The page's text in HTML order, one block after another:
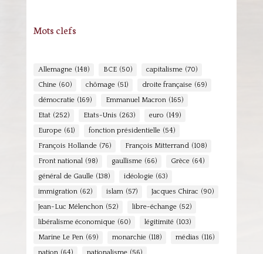
Mots clefs
Allemagne (148) BCE (50) capitalisme (70)
Chine (60) chômage (51) droite française (69)
démocratie (169) Emmanuel Macron (165)
Etat (252) Etats-Unis (263) euro (149)
Europe (61) fonction présidentielle (54)
François Hollande (76) François Mitterrand (108)
Front national (98) gaullisme (66) Grèce (64)
général de Gaulle (138) idéologie (63)
immigration (62) islam (57) Jacques Chirac (90)
Jean-Luc Mélenchon (52) libre-échange (52)
libéralisme économique (60) légitimité (103)
Marine Le Pen (69) monarchie (118) médias (116)